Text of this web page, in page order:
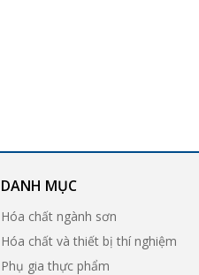
DANH MỤC
Hóa chất ngành sơn
Hóa chất và thiết bị thí nghiệm
Phụ gia thực phẩm